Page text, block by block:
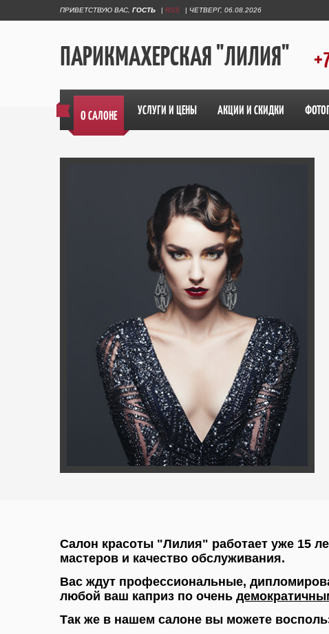
ПРИВЕТСТВУЮ ВАС ГОСТЬ | RSS | ЧЕТВЕРГ, 06.08.2026
ПАРИКМАХЕРСКАЯ "ЛИЛИЯ"
О САЛОНЕ УСЛУГИ И ЦЕНЫ АКЦИИ И СКИДКИ
Салон красоты "Лилия" работает уже 15
мастеров и качество обслуживания.
Вас ждут профессиональные,
любой ваш каприз по очень
Так же в нашем салоне вы можете